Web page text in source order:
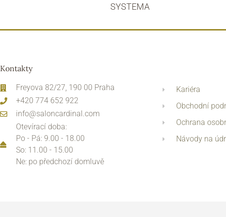
SYSTEMA
Kontakty
Freyova 82/27, 190 00 Praha
+420 774 652 922
info@saloncardinal.com
Otevírací doba:
Po - Pá: 9.00 - 18.00
So: 11.00 - 15.00
Ne: po předchozí domluvě
Kariéra
Obchodní
Ochrana
Návody na